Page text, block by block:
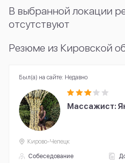
В выбранной локации
отсутствуют
Резюме из Кировской
Массажист:
Собеседование
Кирово-Чепецк
Был(а) на сайте: Недавно